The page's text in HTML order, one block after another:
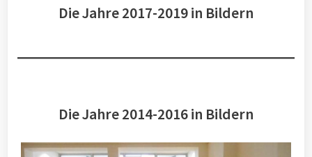
Die Jahre 2017-2019 in Bildern
Die Jahre 2014-2016 in Bildern